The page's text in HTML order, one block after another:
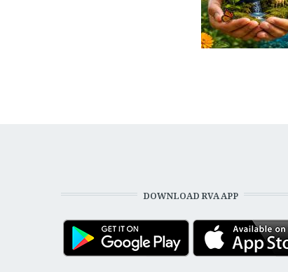
DOWNLOAD RVA APP